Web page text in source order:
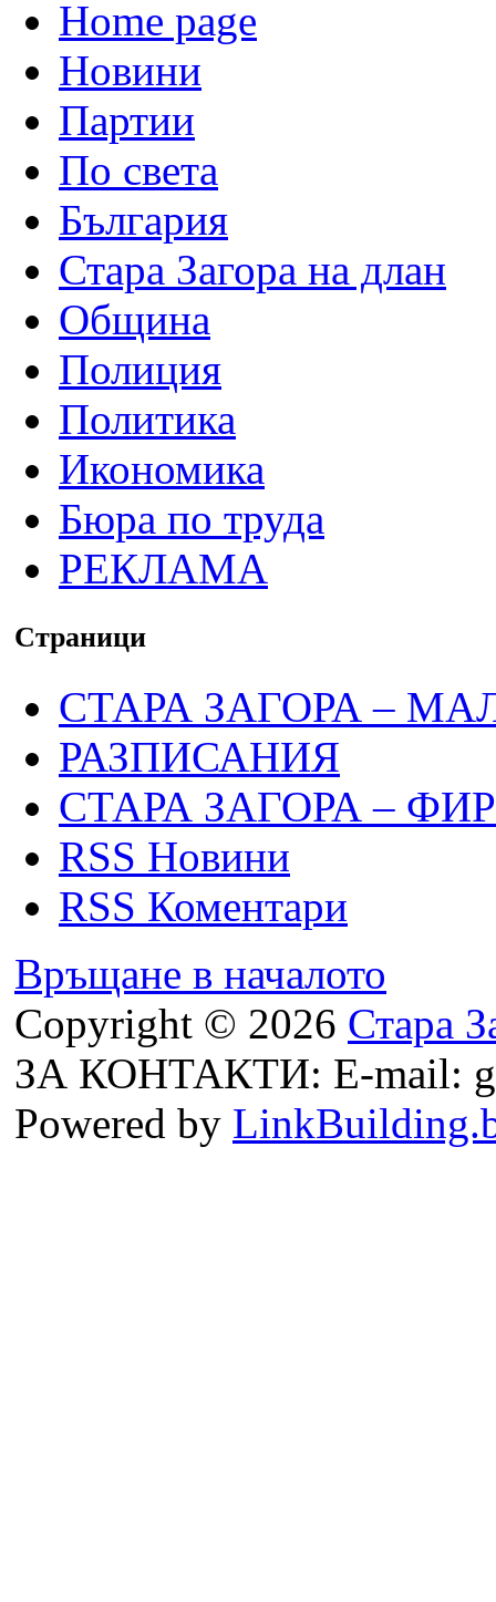
Home page
Новини
Партии
По света
България
Стара Загора на длан
Община
Полиция
Политика
Икономика
Бюра по труда
РЕКЛАМА
Страници
СТАРА ЗАГОРА –
РАЗПИСАНИЯ
СТАРА ЗАГОРА –
RSS Новини
RSS Коментари
Връщане в началото
Copyright © 2026 Стара
ЗА КОНТАКТИ: E-mail:
Powered by